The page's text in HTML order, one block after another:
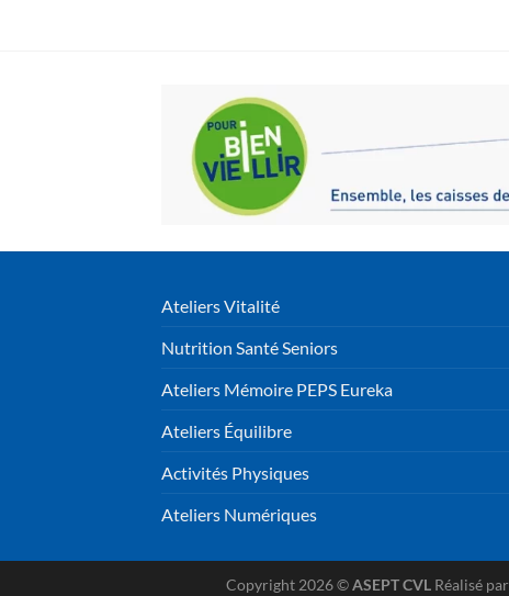
Ateliers Vitalité
Nutrition Santé Seniors
Ateliers Mémoire PEPS Eureka
Ateliers Équilibre
Activités Physiques
Ateliers Numériques
Copyright 2026 ©ASEPT CVLRéalisé par